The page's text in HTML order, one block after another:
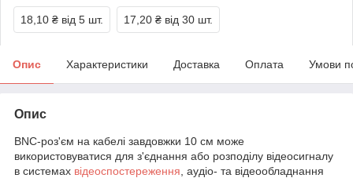
18,10 ₴ від 5 шт. 17,20 ₴ від 30 шт.
Опис Характеристики Доставка Оплата Умови
Опис
BNC-роз'єм на кабелі завдовжки 10 см може
використовуватися для з'єднання або розподілу відеосигналу
в системах відеоспостереження , аудіо- та відеообладнання